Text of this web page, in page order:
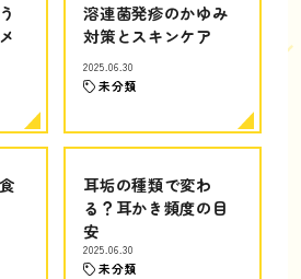
溶連菌発疹のかゆみ
対策とスキンケア
2025.06.30
未分類
耳垢の種類で変わ
る？耳かき頻度の目
安
2025.06.30
未分類